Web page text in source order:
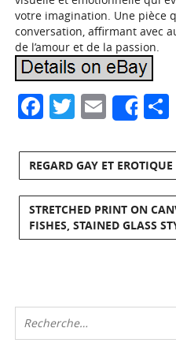
votre imagination. Une pièce
conversation, affirmant avec
de l’amour et de la passion.
Facebook
Twitter
Email
REGARD GAY ET
STRETCHED PRINT ON
FISHES, STAINED GLASS